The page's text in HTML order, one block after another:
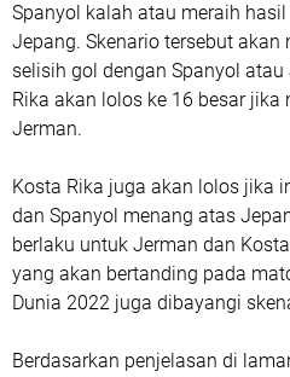
Spanyol kalah atau meraih
Jepang. Skenario tersebut
selisih gol dengan Spanyol
Rika akan lolos ke 16 besar
Jerman.
Kosta Rika juga akan lolos jika
dan Spanyol menang atas
berlaku untuk Jerman dan
yang akan bertanding pada
Dunia 2022 juga dibayangi
Berdasarkan penjelasan di